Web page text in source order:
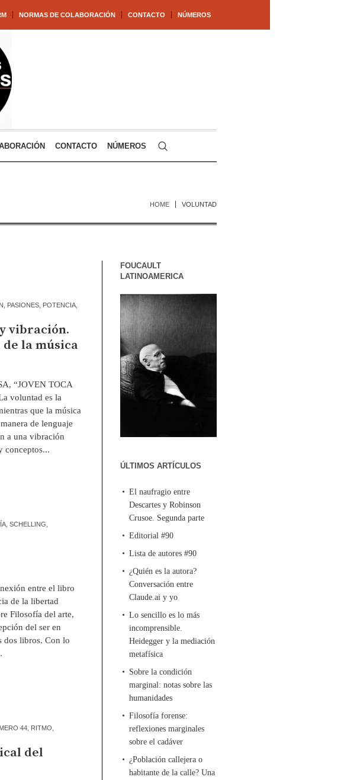
NORMAS DE COLABORACIÓN CONTACTO NÚMEROS
CONTACTO NÚMEROS
HOME VOLUNTAD
PASIONES, POTENCIA,
vibración.
la música
“JOVEN TOCA
voluntad es la
que la música
de lenguaje
a una vibración
conceptos...
, SCHELLING
entre el libro
de la libertad
Filosofía del arte,
del ser en
dos libros. Con lo
44, RITMO
del
FOUCAULT
LATINOAMERICA
ÚLTIMOS ARTÍCULOS
El naufragio entre
Descartes y Robinson
Crusoe. Segunda parte
Editorial #90
Lista de autores #90
¿Quién es la autora?
Conversación entre
Claude.ai y yo
Lo sencillo es lo más
incomprensible.
Heidegger y la mediación
metafísica
Sobre la condición
marginal: notas sobre las
humanidades
Filosofía forense:
reflexiones marginales
sobre el cadáver
¿Población callejera o
habitante de la calle? Una